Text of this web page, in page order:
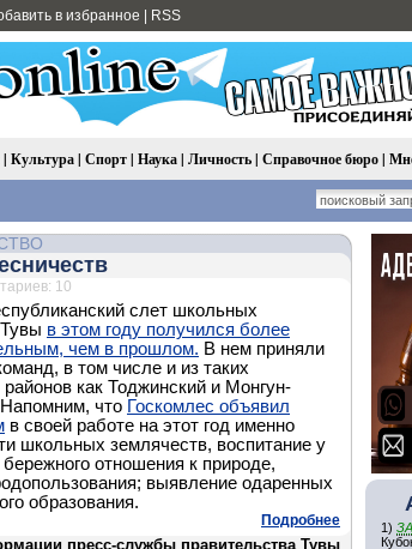
в избранное RSS
| Культура| Спорт| Наука| Личность| Справочное бюро|
10
слет школьных
в этом году получился более
чем в прошлом. В нем приняли
в том числе и из таких
как Тоджинский и Монгун-
Напомним, что Госкомлес объявил
в своей работе на этот год именно
школьных землячеств, воспитание у
отношения к природе,
выявление одаренных
образования.
Подробнее
пресс-службы правительства Тувы
1)